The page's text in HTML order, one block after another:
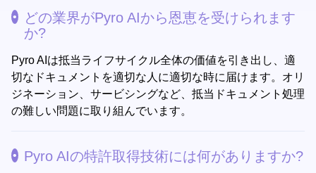
どの業界がPyro AIから恩恵を受けられます
か?
Pyro AIは抵当ライフサイクル全体の価値を引き出し、適
切なドキュメントを適切な人に適切な時に届けます。オリ
ジネーション、サービシングなど、抵当ドキュメント処理
の難しい問題に取り組んでいます。
Pyro AIの特許取得技術には何がありますか?